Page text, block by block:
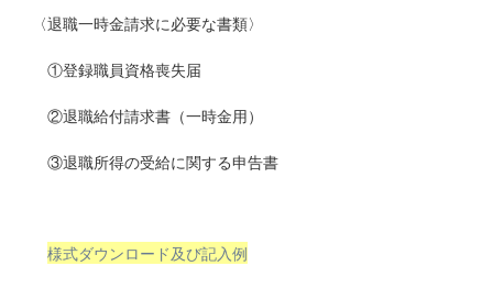
〈退職一時金請求に必要な書類〉
①登録職員資格喪失届
②退職給付請求書（一時金用）
③退職所得の受給に関する申告書
様式ダウンロード及び記入例